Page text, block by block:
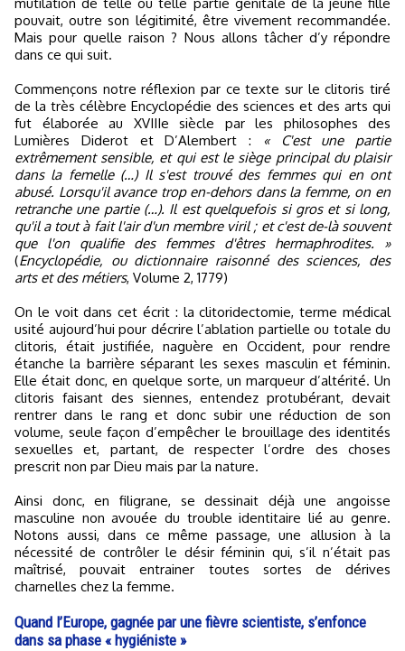
mutilation de telle ou telle partie génitale de la jeune fille
pouvait, outre son légitimité, être vivement recommandée.
Mais pour quelle raison ? Nous allons tâcher d’y répondre
dans ce qui suit.
Commençons notre réflexion par ce texte sur le clitoris tiré
de la très célèbre Encyclopédie des sciences et des arts qui
fut élaborée au XVIIIe siècle par les philosophes des
Lumières Diderot et D’Alembert :
« C'est une partie
extrêmement sensible, et qui est le siège principal du plaisir
dans la femelle (…) Il s'est trouvé des femmes qui en ont
abusé. Lorsqu'il avance trop en-dehors dans la femme, on en
retranche une partie (…). Il est quelquefois si gros et si long,
qu'il a tout à fait l'air d'un membre viril ; et c'est de-là souvent
que l'on qualifie des femmes d'êtres hermaphrodites. »
(Encyclopédie, ou dictionnaire raisonné des sciences, des
arts et des métiers, Volume 2, 1779)
On le voit dans cet écrit : la clitoridectomie, terme médical
usité aujourd’hui pour décrire l’ablation partielle ou totale du
clitoris, était justifiée, naguère en Occident, pour rendre
étanche la barrière séparant les sexes masculin et féminin.
Elle était donc, en quelque sorte, un marqueur d’altérité. Un
clitoris faisant des siennes, entendez protubérant, devait
rentrer dans le rang et donc subir une réduction de son
volume, seule façon d’empêcher le brouillage des identités
sexuelles et, partant, de respecter l’ordre des choses
prescrit non par Dieu mais par la nature.
Ainsi donc, en filigrane, se dessinait déjà une angoisse
masculine non avouée du trouble identitaire lié au genre.
Notons aussi, dans ce même passage, une allusion à la
nécessité de contrôler le désir féminin qui, s’il n’était pas
maîtrisé, pouvait entrainer toutes sortes de dérives
charnelles chez la femme.
Quand l’Europe, gagnée par une fièvre scientiste, s’enfonce
dans sa phase « hygiéniste »